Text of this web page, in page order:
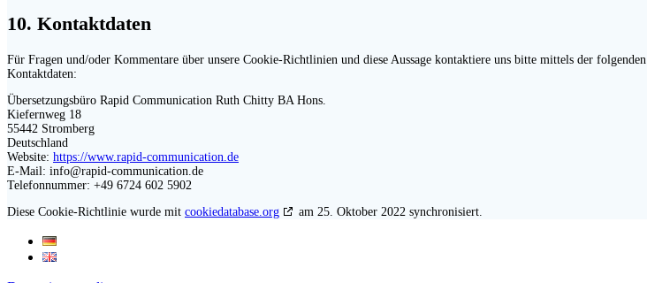
10. Kontaktdaten
Für Fragen und/oder Kommentare über unsere Cookie-Richtlinien und diese Aussage kontaktiere uns bitte mittels der folgenden
Kontaktdaten:
Übersetzungsbüro Rapid Communication Ruth Chitty BA Hons.
Kiefernweg 18
55442 Stromberg
Deutschland
Website: https://www.rapid-communication.de
E-Mail: info@rapid-communication.de
Telefonnummer: +49 6724 602 5902
Diese Cookie-Richtlinie wurde mit cookiedatabase.org am 25. Oktober 2022 synchronisiert.